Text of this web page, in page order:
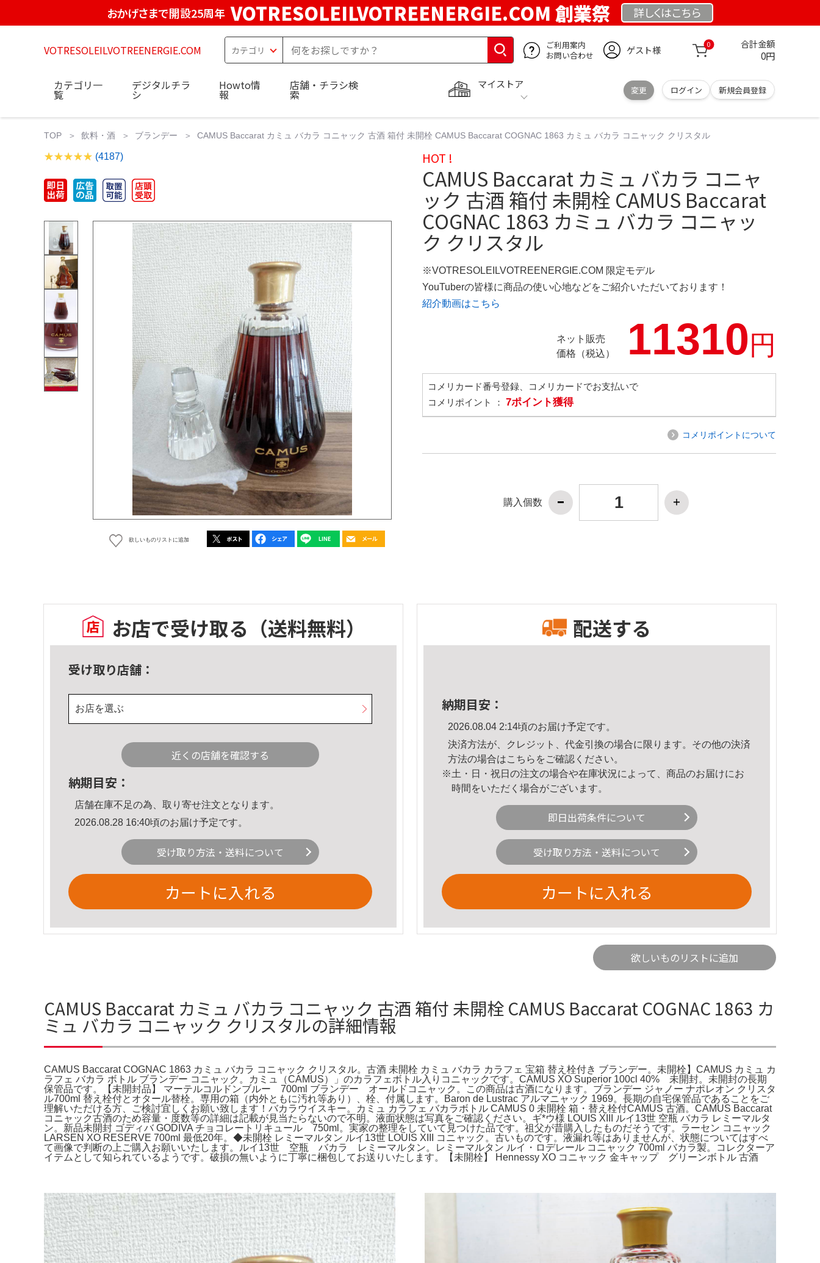
おかげさまで開設25周年 VOTRESOLEILVOTREENERGIE.COM 創業祭 詳しくはこちら
VOTRESOLEILVOTREENERGIE.COM
ご利用案内
お問い合わせ
ゲスト様 0 合計金額
0円
マイストア
変更 ログイン 新規会員登録
カテゴリ一
覧
デジタルチラ
シ
Howto情
報
店舗・チラシ検
索
TOP 飲料・酒 ブランデー CAMUS Baccarat カミュ バカラ コニャック 古酒 箱付 未開栓 CAMUS Baccarat COGNAC 1863 カミュ バカラ コニャック クリスタル
(4187)
欲しいものリストに追加
HOT !
CAMUS Baccarat カミュ バカラ コニャ
ック 古酒 箱付 未開栓 CAMUS Baccarat
COGNAC 1863 カミュ バカラ コニャッ
ク クリスタル
※VOTRESOLEILVOTREENERGIE.COM 限定モデル
YouTuberの皆様に商品の使い心地などをご紹介いただいております！
紹介動画はこちら
ネット販売
価格（税込）
11310円
コメリカード番号登録、コメリカードでお支払いで
コメリポイント ： 7ポイント獲得
コメリポイントについて
購入個数
お店で受け取る （送料無料）
受け取り店舗：
お店を選ぶ
近くの店舗を確認する
納期目安：
店舗在庫不足の為、取り寄せ注文となります。
2026.08.28 16:40頃のお届け予定です。
受け取り方法・送料について
カートに入れる
配送する
納期目安：
2026.08.04 2:14頃のお届け予定です。
決済方法が、クレジット、代金引換の場合に限ります。その他の決済
方法の場合はこちら をご確認ください。
※土・日・祝日の注文の場合や在庫状況によって、商品のお届けにお
時間をいただく場合がございます。
即日出荷条件について
受け取り方法・送料について
カートに入れる
欲しいものリストに追加
CAMUS Baccarat カミュ バカラ コニャック 古酒 箱付 未開栓 CAMUS Baccarat COGNAC 1863 カ
ミュ バカラ コニャック クリスタルの詳細情報
CAMUS Baccarat COGNAC 1863 カミュ バカラ コニャック クリスタル。古酒 未開栓 カミュ バカラ カラフェ 宝箱 替え栓付き ブランデー。未開栓】CAMUS カミュ カ
ラフェ バカラ ボトル ブランデー コニャック。カミュ（CAMUS）」のカラフェボトル入りコニャックです。CAMUS XO Superior 100cl 40% 未開封。未開封の長期
保管品です。【未開封品】 マーテルコルドンブルー 700ml ブランデー オールドコニャック。この商品は古酒になります。ブランデー ジャノー ナポレオン クリスタ
ル700ml 替え栓付とオタール替栓。専用の箱（内外ともに汚れ等あり）、栓、付属します。Baron de Lustrac アルマニャック 1969。長期の自宅保管品であることをご
理解いただける方、ご検討宜しくお願い致します！バカラウイスキー。カミュ カラフェ バカラボトル CAMUS 0 未開栓 箱・替え栓付CAMUS 古酒。 CAMUS Baccarat
コニャック古酒のため容量・度数等の詳細は記載が見当たらないので不明。液面状態は写真をご確認ください。ギ*ウ様 LOUIS XIII ルイ13世 空瓶 バカラ レミーマルタ
ン。新品未開封 ゴディバ GODIVA チョコレートリキュール 750ml。実家の整理をしていて見つけた品です。祖父が昔購入したものだそうです。ラーセン コニャック
LARSEN XO RESERVE 700ml 最低20年。◆未開栓 レミーマルタン ルイ13世 LOUIS XIII コニャック。古いものです。液漏れ等はありませんが、状態についてはすべ
て画像で判断の上ご購入お願いいたします。ルイ13世 空瓶 バカラ レミーマルタン。レミーマルタン ルイ・ロデレール コニャック 700ml バカラ製。コレクターア
イテムとして知られているようです。破損の無いように丁寧に梱包してお送りいたします。【未開栓】 Hennessy XO コニャック 金キャップ グリーンボトル 古酒